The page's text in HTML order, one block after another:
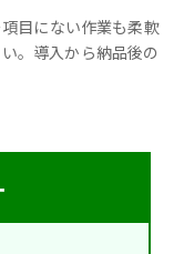
目にない作業も柔軟
。導入から納品後の